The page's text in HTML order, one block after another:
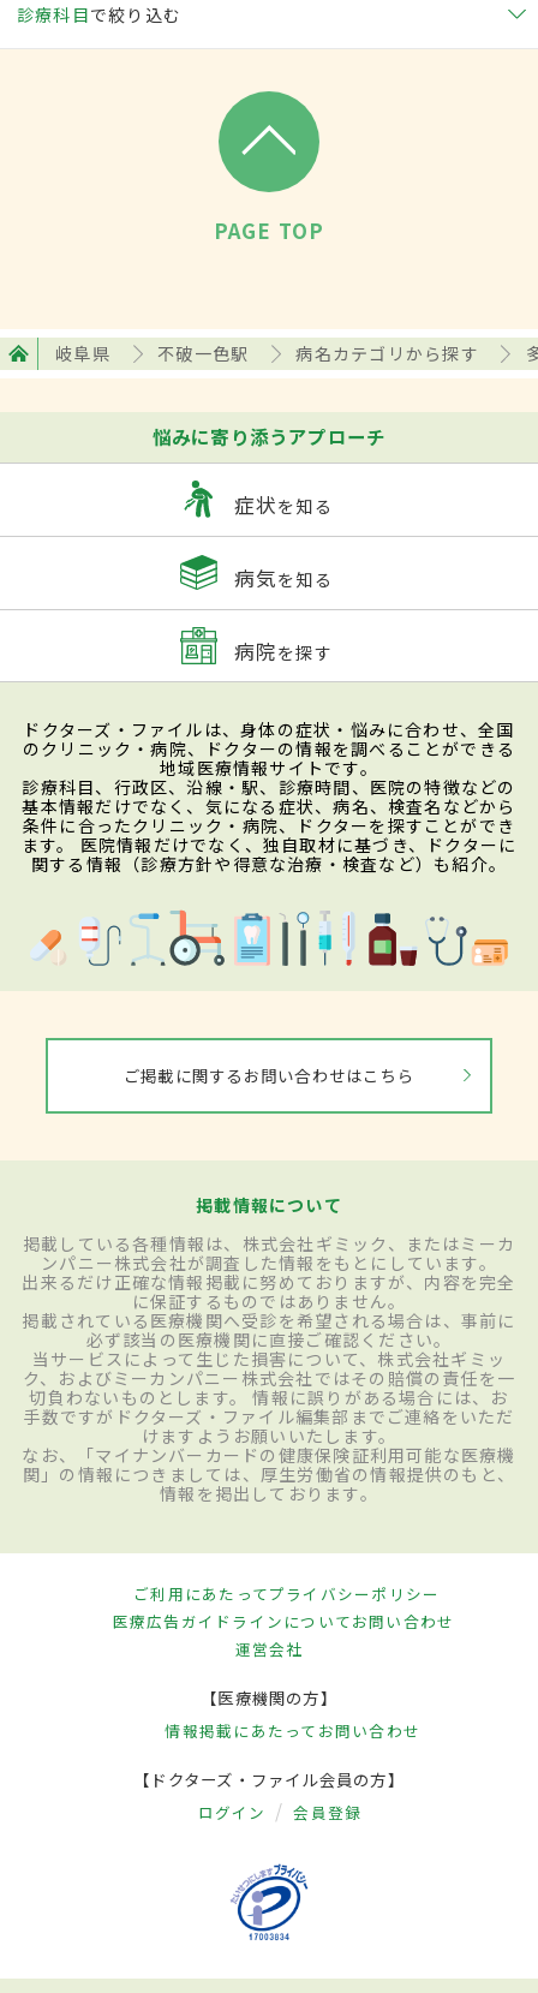
診療科目で絞り込む
PAGE TOP
岐阜県 不破一色駅 病名カテゴリから探す
悩みに寄り添うアプローチ
症状を知る
病気を知る
病院を探す
ドクターズ・ファイルは、身体の症状・悩みに合わせ、全国
のクリニック・病院、ドクターの情報を調べることができる
地域医療情報サイトです。
診療科目、行政区、沿線・駅、診療時間、医院の特徴などの
基本情報だけでなく、気になる症状、病名、検査名などから
条件に合ったクリニック・病院、ドクターを探すことができ
ます。 医院情報だけでなく、独自取材に基づき、ドクターに
関する情報（診療方針や得意な治療・検査など）も紹介。
ご掲載に関するお問い合わせはこちら
掲載情報について
掲載している各種情報は、株式会社ギミック、またはミーカ
ンパニー株式会社が調査した情報をもとにしています。
出来るだけ正確な情報掲載に努めておりますが、内容を完全
に保証するものではありません。
掲載されている医療機関へ受診を希望される場合は、事前に
必ず該当の医療機関に直接ご確認ください。
当サービスによって生じた損害について、株式会社ギミッ
ク、およびミーカンパニー株式会社ではその賠償の責任を一
切負わないものとします。 情報に誤りがある場合には、お
手数ですがドクターズ・ファイル編集部までご連絡をいただ
けますようお願いいたします。
なお、「マイナンバーカードの健康保険証利用可能な医療機
関」の情報につきましては、厚生労働省の情報提供のもと、
情報を掲出しております。
ご利用にあたってプライバシーポリシー
医療広告ガイドラインについてお問い合わせ
運営会社
【医療機関の方】
情報掲載にあたって お問い合わせ
【ドクターズ・ファイル会員の方】
ログイン 会員登録